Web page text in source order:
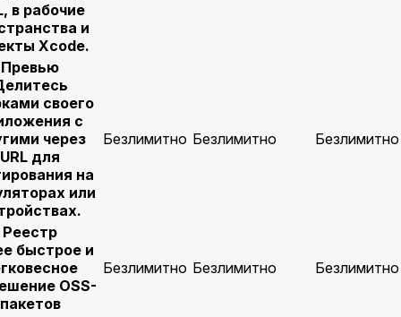
в рабочие
и
Xcode.
Превью
своего
с
через
URL для
на
или
Безлимитно Безлимитно Безлимитно
Реестр
быстрое и
OSS-
пакетов
Безлимитно Безлимитно Безлимитно